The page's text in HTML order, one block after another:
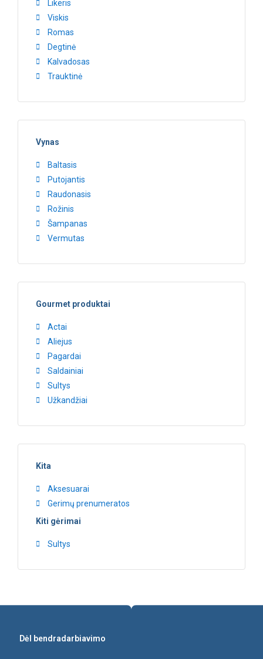
Likeris
Viskis
Romas
Degtinė
Kalvadosas
Trauktinė
Vynas
Baltasis
Putojantis
Raudonasis
Rožinis
Šampanas
Vermutas
Gourmet produktai
Actai
Aliejus
Pagardai
Saldainiai
Sultys
Užkandžiai
Kita
Aksesuarai
Gerimų prenumeratos
Kiti gėrimai
Sultys
Dėl bendradarbiavimo